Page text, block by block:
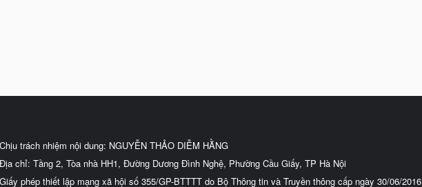
Chịu trách nhiệm nội dung: NGUYỄN THẢO DIỄM HẰNG
Địa chỉ: Tầng 2, Tòa nhà HH1, Đường Dương Đình Nghệ, Phường Cầu Giấy, TP Hà Nội
Giấy phép thiết lập mạng xã hội số 355/GP-BTTTT do Bộ Thông tin và Truyền thông cấp ngày 30/06/2016